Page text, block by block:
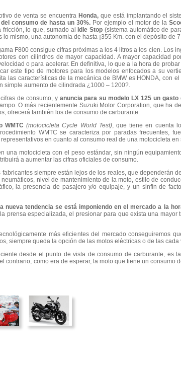
de venta se encuentra Honda,que está implantando el
consumo de hasta un 30%. Por ejemplo el motor de la
lo que, sumado al Idle Stop (sistema automático de
lo mismo, una autonomía de hasta ¡355 Km. con el depósito de
F800 consigue cifras próximas a los 4 litros a los cien. Los
con cilindros de mayor capacidad. A mayor capacidad
o para acelerar. En definitiva, lo que a la hora de
este tipo de motores para los modelos enfocados a su
las características de la mecánica de BMW es HONDA, con
simple aumento de cilindrada ¿1000 – 1200?.
de consumo, yanuncia para su modelo LX 125 un gasto
O más recientemente Suzuki Motor Corporation, que ha
ofrecerá también los de consumo de carburante.
WMTC (motocicleta Cycle World Test), que tiene en cuenta
WMTC se caracteriza por paradas frecuentes,
en cuanto al consumo real de una motocicleta
una motocicleta con el peso estándar, sin ningún
a aumentar las cifras oficiales de consumo.
siempre están lejos de los reales, que dependerán
nivel de mantenimiento de la moto, estilo de
la presencia de pasajero y/o equipaje, y un sinfín de
nueva tendencia se está imponiendo en el mercado a la
prensa especializada, el presionar para que exista una mayor
más eficientes del mercado conseguiremos
siempre queda la opción de las motos eléctricas o de las
desde el punto de vista de consumo de carburante, es
contrario, como era de esperar, la moto que tiene un consumo